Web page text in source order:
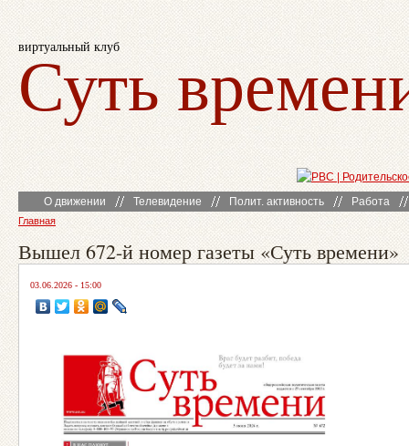
виртуальный клуб
Суть
О движении Телевидение Полит. активность Работа
Главная
Вышел 672-й номер газеты «Суть времени»
03.06.2026 - 15:00